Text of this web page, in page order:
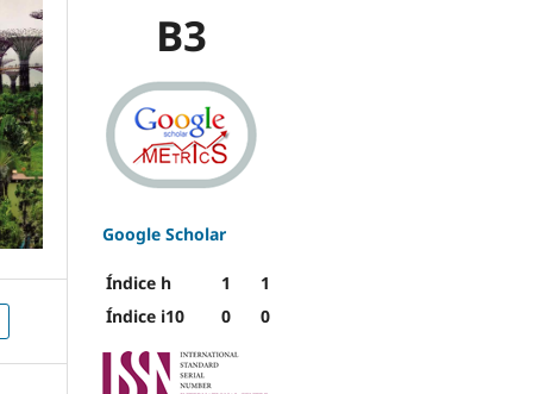
B3
Google Scholar
Índice h 1
1
Índice i10
0 0